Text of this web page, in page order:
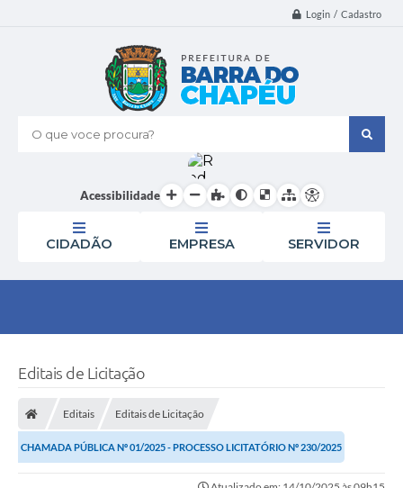
Login / Cadastro
O que voce procura?
Acessibilidade
CIDADÃO EMPRESA SERVIDOR
Editais de Licitação
Editais Editais de Licitação
CHAMADA PÚBLICA Nº 01/2025 - PROCESSO LICITATÓRIO Nº 230/2025